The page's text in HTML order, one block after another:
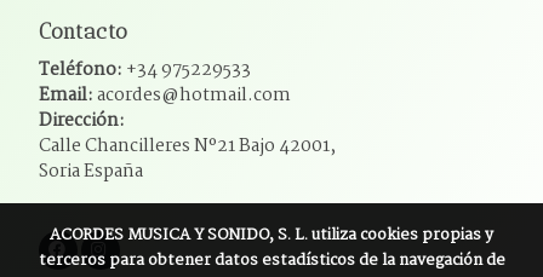
Contacto
Teléfono: +34 975229533
Email:acordes@hotmail.com
Dirección:
Calle Chancilleres Nº21 Bajo 42001,
Soria España
ACORDES MUSICA Y SONIDO, S. L.utiliza cookies propias y
terceros para obtener datos estadísticos de la navegación de